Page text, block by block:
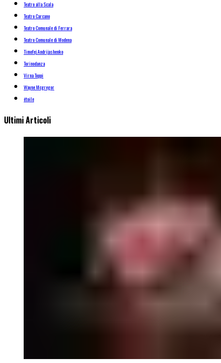
Teatro alla Scala
Teatro Carcano
Teatro Comunale di Ferrara
Teatro Comunale di Modena
Timofej Andrijashenko
Torinodanza
Virna Toppi
Wayne Mcgregor
étoile
Ultimi Articoli